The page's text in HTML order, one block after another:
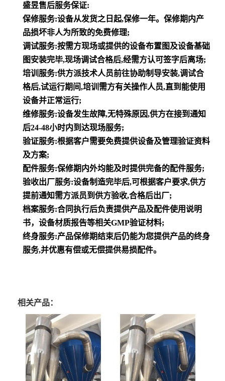
盛昱售后服务保证:
保修服务:设备从发货之日起,保修一年。保修期内产
品损坏非人为所致的免费修理;
调试服务:按需方现场或提供的设备布置图及设备基础
图安装完毕,现场调试合格后,经需方认可签字后离场;
培训服务:供方派技术人员前往协助制导安装,调试合
格后,试运行期间,培训需方有关操作人员,直到能使用
设备并正常运行;
维修服务:设备发生故障,无特殊原因,供方在接到通知
后24-48小时内到达现场服务;
验证服务:根据客户需要免费提供设备及管理验证资料
及方案;
配件服务:保修期内外均能及时提供完备的配件服务;
验收出厂服务:设备制造完毕后,可根据客户要求,供方
提前通知需方派员到供方验收,合格后出厂;
档案服务:合同执行后负责提供产品及配件使用说明
书，设备材质报告等相关GMP验证材料;
终身服务:产品保修期结束后仍能为您提供产品的终身
服务,并优惠有偿或无偿提供易损配件。
相关产品：